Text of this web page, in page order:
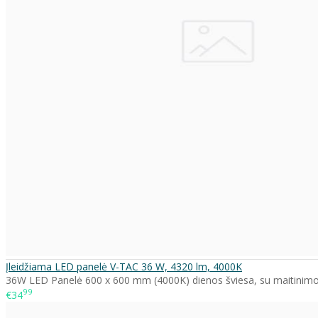
Įleidžiama LED panelė V-TAC 36 W, 4320 lm, 4000K
36W LED Panelė 600 x 600 mm (4000K) dienos šviesa, su
€3499